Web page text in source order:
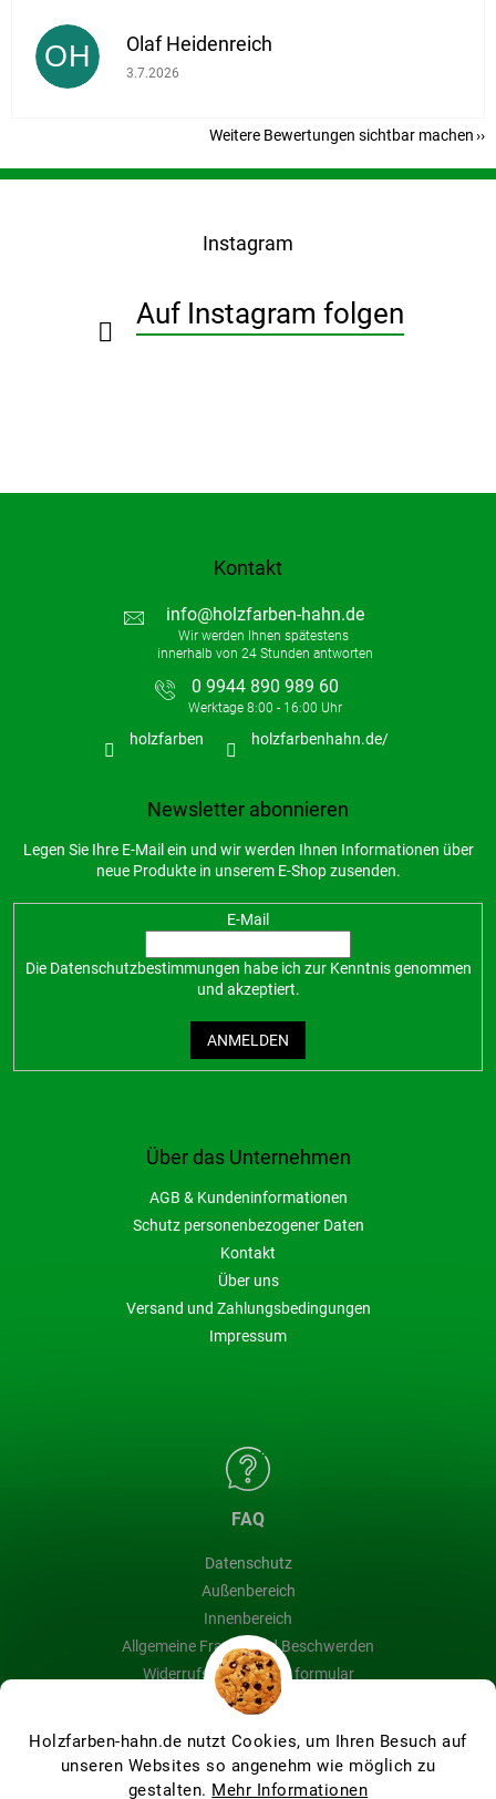
Holzfarben-hahn.de nutzt Cookies, um Ihren Besuch auf
unseren Websites so angenehm wie möglich zu
gestalten. Mehr Informationen
OH Olaf Heidenreich
Die Shop-Bewertung beträgt 5 von 5 Sternen.
3.7.2026
Weitere Bewertungen sichtbar machen
F
Über das Unternehmen
AGB & Kundeninformationen
Schutz personenbezogener Daten
Kontakt
Über uns
Versand und Zahlungsbedingungen
Impressum
Instagram
Auf Instagram folgen
FAQ
Datenschutz
Außenbereich
Innenbereich
Allgemeine Fragen und Beschwerden
Widerrufsbelehrung & formular
Blog
Kontakt
info@holzfarben-hahn.de
0 9944 890 989 60
holzfarben holzfarbenhahn.de/
Newsletter abonnieren
Legen Sie Ihre E-Mail ein und wir werden Ihnen Informationen über
neue Produkte in unserem E-Shop zusenden.
E-Mail
Die Datenschutzbestimmungen habe ich zur Kenntnis genommen
und akzeptiert.
ANMELDEN